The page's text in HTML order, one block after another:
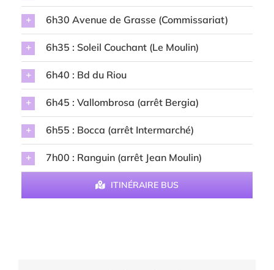
6h30 Avenue de Grasse (Commissariat)
6h35 : Soleil Couchant (Le Moulin)
6h40 : Bd du Riou
6h45 : Vallombrosa (arrêt Bergia)
6h55 : Bocca (arrêt Intermarché)
7h00 : Ranguin (arrêt Jean Moulin)
ITINÉRAIRE BUS